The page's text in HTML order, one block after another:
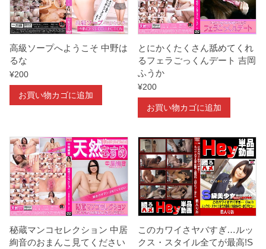
高級ソープへようこそ 中野は
るな
¥200
お買い物カゴに追加
とにかくたくさん舐めてくれ
るフェラごっくんデート 吉岡
ふうか
¥200
お買い物カゴに追加
秘蔵マンコセレクション 中居
絢音のおまんこ見てください
このカワイさヤバすぎ…ルッ
クス・スタイル全てが最高!S